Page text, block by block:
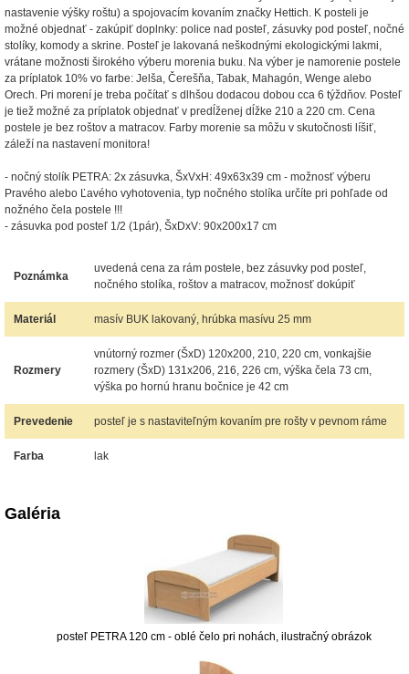
nastavenie výšky roštu) a spojovacím kovaním značky Hettich. K posteli je
možné objednať - zakúpiť doplnky: police nad posteľ, zásuvky pod posteľ, nočné
stolíky, komody a skrine. Posteľ je lakovaná neškodnými ekologickými lakmi,
vrátane možnosti širokého výberu morenia buku. Na výber je namorenie postele
za príplatok 10% vo farbe: Jelša, Čerešňa, Tabak, Mahagón, Wenge alebo
Orech. Pri morení je treba počítať s dlhšou dodacou dobou cca 6 týždňov. Posteľ
je tiež možné za príplatok objednať v predĺženej dĺžke 210 a 220 cm. Cena
postele je bez roštov a matracov. Farby morenie sa môžu v skutočnosti líšiť,
záleží na nastavení monitora!
- nočný stolík PETRA: 2x zásuvka, ŠxVxH: 49x63x39 cm - možnosť výberu
Pravého alebo Ľavého vyhotovenia, typ nočného stolíka určíte pri pohľade od
nožného čela postele !!!
- zásuvka pod posteľ 1/2 (1pár), ŠxDxV: 90x200x17 cm
Poznámka
uvedená cena za rám postele, bez zásuvky pod posteľ,
nočného stolíka, roštov a matracov, možnosť dokúpiť
Materiál masív BUK lakovaný, hrúbka masívu 25 mm
Rozmery
vnútorný rozmer (ŠxD) 120x200, 210, 220 cm, vonkajšie
rozmery (ŠxD) 131x206, 216, 226 cm, výška čela 73 cm,
výška po hornú hranu bočnice je 42 cm
Prevedenie posteľ je s nastaviteľným kovaním pre rošty v pevnom ráme
Farba lak
Galéria
posteľ PETRA 120 cm - oblé čelo pri nohách, ilustračný obrázok